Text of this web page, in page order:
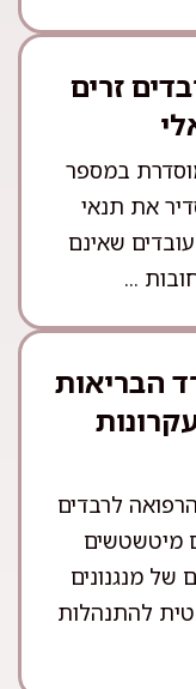
זרים
במספר
את תנאי
שאינם
...
הבריאות
לרבדים
מיטשטשים
של מנגנונים
להתנהלות